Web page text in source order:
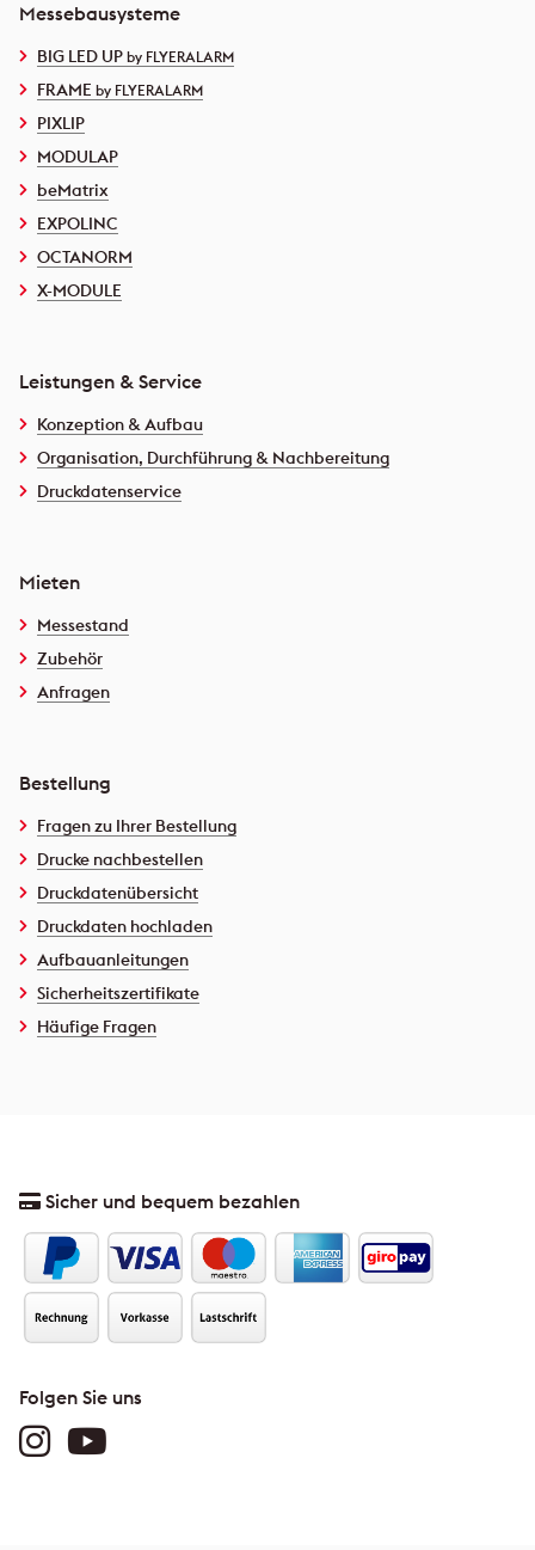
Messebausysteme
BIG LED UP by FLYERALARM
FRAME by FLYERALARM
PIXLIP
MODULAP
beMatrix
EXPOLINC
OCTANORM
X-MODULE
Leistungen & Service
Konzeption & Aufbau
Organisation, Durchführung & Nachbereitung
Druckdatenservice
Mieten
Messestand
Zubehör
Anfragen
Bestellung
Fragen zu Ihrer Bestellung
Drucke nachbestellen
Druckdatenübersicht
Druckdaten hochladen
Aufbauanleitungen
Sicherheitszertifikate
Häufige Fragen
Sicher und bequem bezahlen
Folgen Sie uns